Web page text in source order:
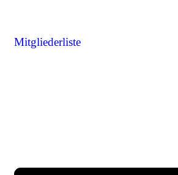
Mitgliederliste